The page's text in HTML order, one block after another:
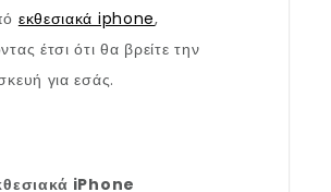
εκθεσιακά iphone,
έτσι ότι θα βρείτε την
για εσάς.
iPhone